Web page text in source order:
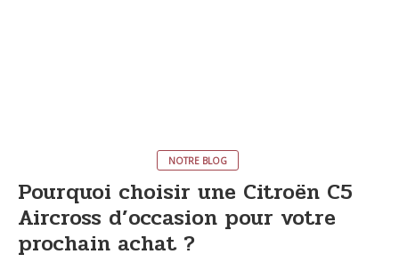
NOTRE BLOG
Pourquoi choisir une Citroën C5
Aircross d’occasion pour votre
prochain achat ?